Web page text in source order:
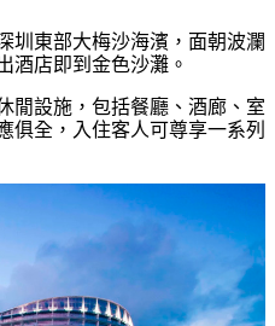
圳東部大梅沙海濱，面朝波瀾
酒店即到金色沙灘。
閒設施，包括餐廳、酒廊、室
俱全，入住客人可尊享一系列